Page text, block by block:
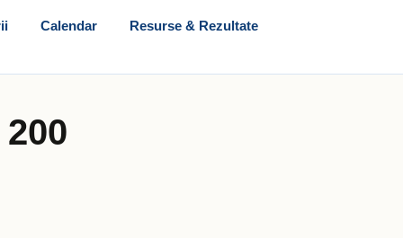
Calendar
Resurse & Rezultate